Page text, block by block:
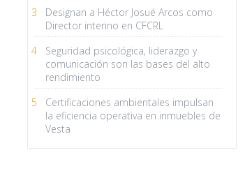
3
Designan a Héctor Josué Arcos como
Director interino en CFCRL
4
Seguridad psicológica, liderazgo y
comunicación son las bases del alto
rendimiento
5
Certificaciones ambientales impulsan
la eficiencia operativa en inmuebles de
Vesta